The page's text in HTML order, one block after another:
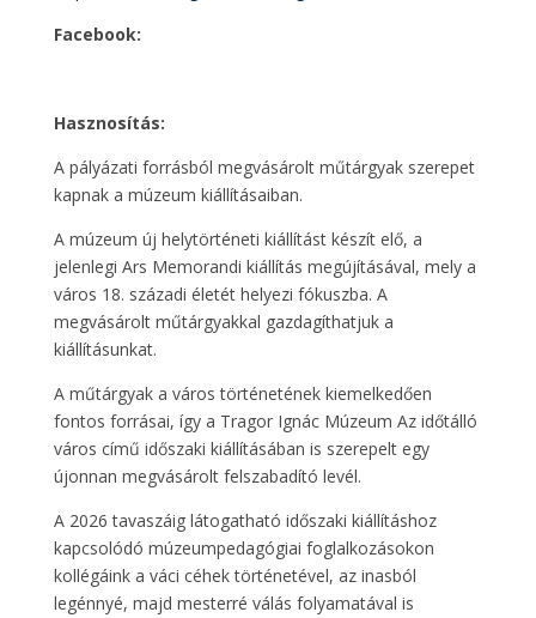
Facebook:
Hasznosítás:
A pályázati forrásból megvásárolt műtárgyak szerepet
kapnak a múzeum kiállításaiban.
A múzeum új helytörténeti kiállítást készít elő, a
jelenlegi Ars Memorandi kiállítás megújításával, mely a
város 18. századi életét helyezi fókuszba. A
megvásárolt műtárgyakkal gazdagíthatjuk a
kiállításunkat.
A műtárgyak a város történetének kiemelkedően
fontos forrásai, így a Tragor Ignác Múzeum Az időtálló
város című időszaki kiállításában is szerepelt egy
újonnan megvásárolt felszabadító levél.
A 2026 tavaszáig látogatható időszaki kiállításhoz
kapcsolódó múzeumpedagógiai foglalkozásokon
kollégáink a váci céhek történetével, az inasból
legénnyé, majd mesterré válás folyamatával is